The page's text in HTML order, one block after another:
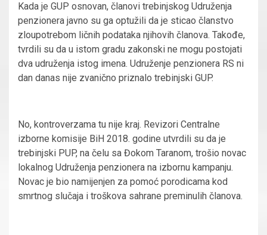
Kada je GUP osnovan, članovi trebinjskog Udruženja
penzionera javno su ga optužili da je sticao članstvo
zloupotrebom ličnih podataka njihovih članova. Takođe,
tvrdili su da u istom gradu zakonski ne mogu postojati
dva udruženja istog imena. Udruženje penzionera RS ni
dan danas nije zvanično priznalo trebinjski GUP.
No, kontroverzama tu nije kraj. Revizori Centralne
izborne komisije BiH 2018. godine utvrdili su da je
trebinjski PUP, na čelu sa Đokom Taranom, trošio novac
lokalnog Udruženja penzionera na izbornu kampanju.
Novac je bio namijenjen za pomoć porodicama kod
smrtnog slučaja i troškova sahrane preminulih članova.